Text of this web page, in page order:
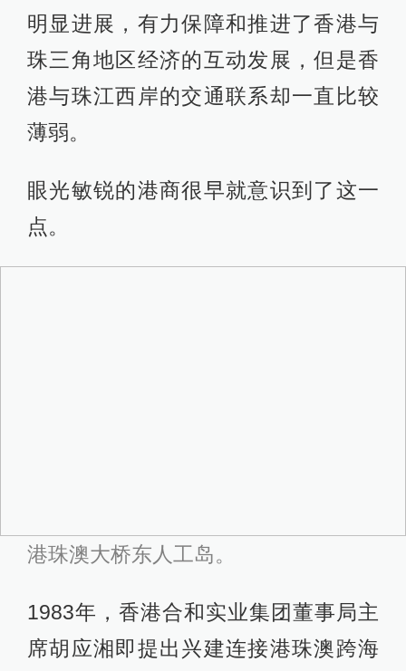
明显进展，有力保障和推进了香港与
珠三角地区经济的互动发展，但是香
港与珠江西岸的交通联系却一直比较
薄弱。
眼光敏锐的港商很早就意识到了这一
点。
港珠澳大桥东人工岛。
1983年，香港合和实业集团董事局主
席胡应湘即提出兴建连接港珠澳跨海